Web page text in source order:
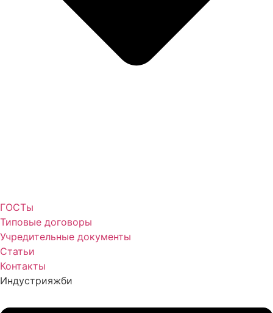
ГОСТы
Типовые договоры
Учредительные документы
Статьи
Контакты
Индустрияжби